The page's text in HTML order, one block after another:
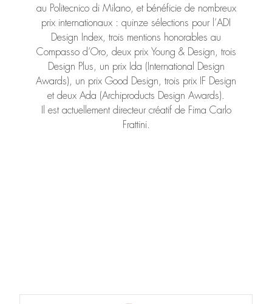
au Politecnico di Milano, et bénéficie de nombreux
prix internationaux : quinze sélections pour l’ADI
Design Index, trois mentions honorables au
Compasso d’Oro, deux prix Young & Design, trois
Design Plus, un prix Ida (International Design
Awards), un prix Good Design, trois prix IF Design
et deux Ada (Archiproducts Design Awards).
Il est actuellement directeur créatif de Fima Carlo
Frattini.